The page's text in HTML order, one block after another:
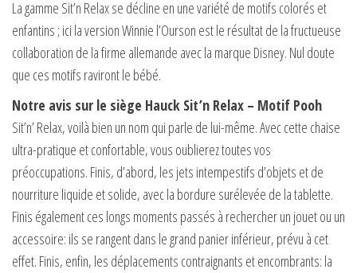
La gamme Sit’n Relax se décline en une variété de motifs colorés et
enfantins ; ici la version Winnie l’Ourson est le résultat de la fructueuse
collaboration de la firme allemande avec la marque Disney. Nul doute
que ces motifs raviront le bébé.
Notre avis sur le siège Hauck Sit’n Relax – Motif Pooh
Sit’n’ Relax, voilà bien un nom qui parle de lui-même. Avec cette chaise
ultra-pratique et confortable, vous oublierez toutes vos
préoccupations. Finis, d’abord, les jets intempestifs d’objets et de
nourriture liquide et solide, avec la bordure surélevée de la tablette.
Finis également ces longs moments passés à rechercher un jouet ou un
accessoire: ils se rangent dans le grand panier inférieur, prévu à cet
effet. Finis, enfin, les déplacements contraignants et encombrants: la